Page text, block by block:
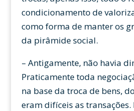
condicionamento de
como forma de manter os
da pirâmide social.
– Antigamente, não havia
Praticamente toda
na base da troca de bens,
eram difíceis as